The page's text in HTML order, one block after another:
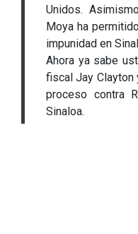
Unidos.
Moya ha
impunidad en
Ahora ya sabe
fiscal Jay
proceso contra
Sinaloa.